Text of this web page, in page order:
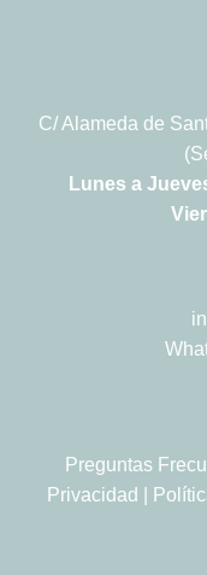
C/ Alameda de
Lunes a
Preguntas
Privacidad